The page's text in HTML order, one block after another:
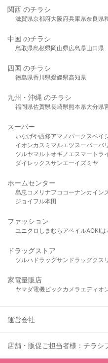
関西 のチラシ
滋賀県京都府大阪府兵庫県奈良県
中国 のチラシ
鳥取県島根県岡山県広島県山口県
四国 のチラシ
徳島県香川県愛媛県高知県
九州・沖縄 のチラシ
福岡県佐賀県長崎県熊本県大分県
スーパー
いなげや西條アマノパークスベイ
イオンカスミ マルエツスーパーバ
ツルヤマルト オギノ エスマート ラ
ダイレックスサンエーイズミヤ
ホームセンター
島忠 コメリ ナフコ コーナンカイン
ジョイフル本田
ファッション
ユニクロ しまむら アベイルAOKIは
ドラッグストア
ツルハドラッグサンドラッグクス
家電量販店
ヤマダ電機ビックカメラ エディオ
運営会社
店舗・販促ご担当者様：チラシ